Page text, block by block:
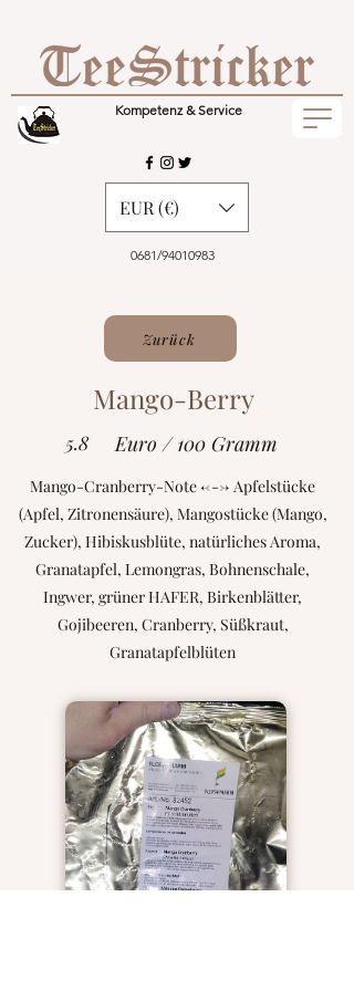
Kompetenz & Service
0681/94010983
EUR (€)
Zurück
Mango-Berry
5.8 Euro / 100 Gramm
Mango-Cranberry-Note <---> Apfelstücke
(Apfel, Zitronensäure), Mangostücke (Mango,
Zucker), Hibiskusblüte, natürliches Aroma,
Granatapfel, Lemongras, Bohnenschale,
Ingwer, grüner HAFER, Birkenblätter,
Gojibeeren, Cranberry, Süßkraut,
Granatapfelblüten